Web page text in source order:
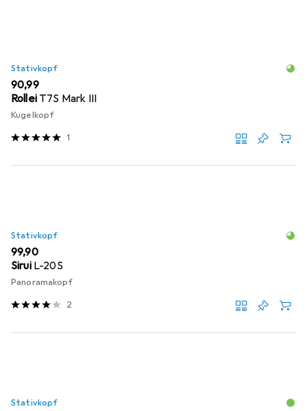
Stativkopf
EUR
90,99
Rollei T7S Mark III
Kugelkopf
1
Stativkopf
EUR
99,90
Sirui L-20S
Panoramakopf
2
Stativkopf